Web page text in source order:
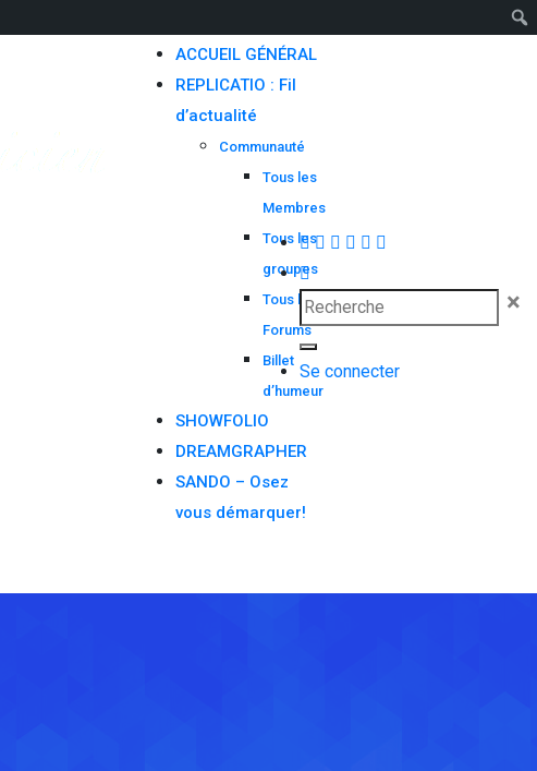
ACCUEIL GÉNÉRAL
REPLICATIO : Fil
d’actualité
Communauté
Tous les
Membres
Tous les
groupes
Tous les
Forums
Billet
d’humeur
SHOWFOLIO
DREAMGRAPHER
SANDO – Osez
vous démarquer!
×
Se connecter